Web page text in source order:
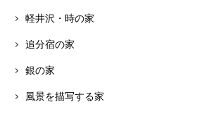
軽井沢・時の家
追分宿の家
銀の家
風景を描写する家